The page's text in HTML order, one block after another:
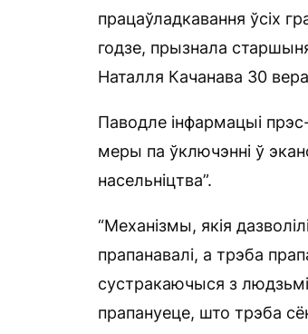
працаўладкавання ўсіх
годзе, прызнала
Наталля Качанава 30
Паводле інфармацыі
меры па ўключэнні ў
насельніцтва”.
“Механізмы, якія
прапанавалі, а трэба
сустракаючыся з
прапануеце, што трэба